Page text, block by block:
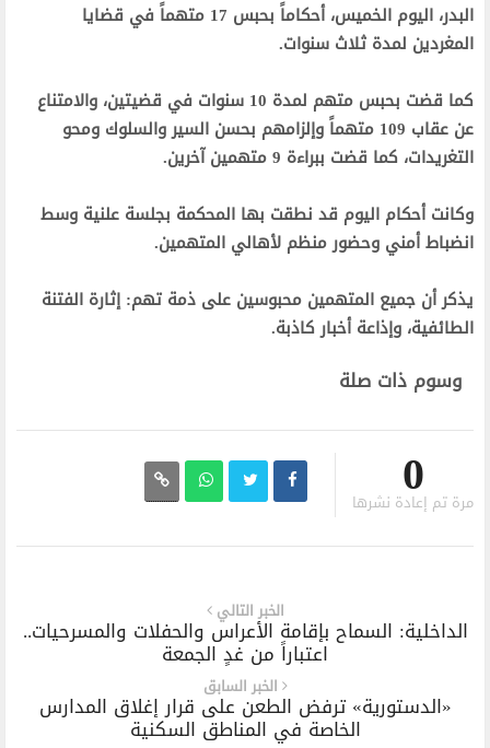
البدر، اليوم الخميس، أحكاماً بحبس 17 متهماً في قضايا
المغردين لمدة ثلاث سنوات.
كما قضت بحبس متهم لمدة 10 سنوات في قضيتين، والامتناع
عن عقاب 109 متهماً وإلزامهم بحسن السير والسلوك ومحو
التغريدات، كما قضت ببراءة 9 متهمين آخرين.
وكانت أحكام اليوم قد نطقت بها المحكمة بجلسة علنية وسط
انضباط أمني وحضور منظم لأهالي المتهمين.
يذكر أن جميع المتهمين محبوسين على ذمة تهم: إثارة الفتنة
الطائفية، وإذاعة أخبار كاذبة.
وسوم ذات صلة
0
مرة تم إعادة نشرها
الخبر التالي
الداخلية: السماح بإقامة الأعراس والحفلات والمسرحيات..
اعتباراً من غدٍ الجمعة
الخبر السابق
«الدستورية» ترفض الطعن على قرار إغلاق المدارس
الخاصة في المناطق السكنية